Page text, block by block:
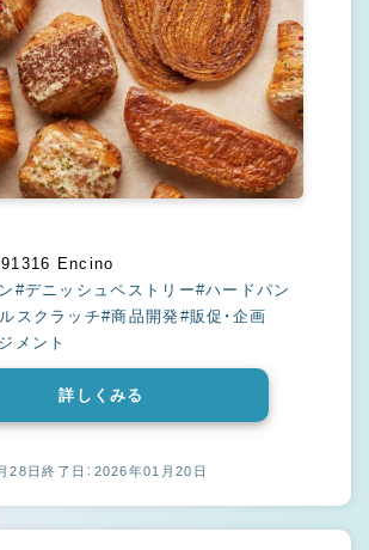
海外・その他 91316 Encino
#デニッシュペストリー#ハードパン
スクラッチ#商品開発#販促・企画
メント
詳しくみる
28日終了日：2026年01月20日